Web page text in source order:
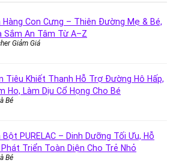
Hàng Con Cưng – Thiên Đường Mẹ & Bé,
Sắm An Tâm Từ A–Z
Giảm Giá
Tiêu Khiết Thanh Hỗ Trợ Đường Hô Hấp,
Ho, Làm Dịu Cổ Họng Cho Bé
Bé
Bột PURELAC – Dinh Dưỡng Tối Ưu, Hỗ
Triển Toàn Diện Cho Trẻ Nhỏ
Bé